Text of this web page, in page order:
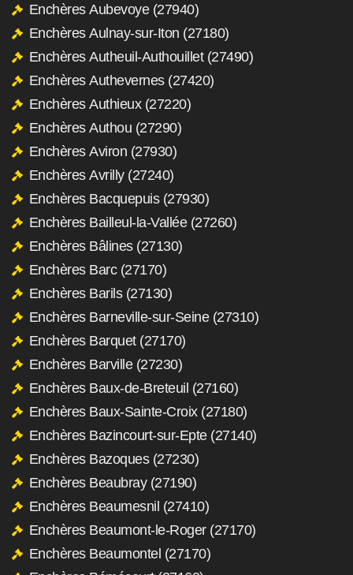
Enchères Aubevoye (27940)
Enchères Aulnay-sur-Iton (27180)
Enchères Autheuil-Authouillet (27490)
Enchères Authevernes (27420)
Enchères Authieux (27220)
Enchères Authou (27290)
Enchères Aviron (27930)
Enchères Avrilly (27240)
Enchères Bacquepuis (27930)
Enchères Bailleul-la-Vallée (27260)
Enchères Bâlines (27130)
Enchères Barc (27170)
Enchères Barils (27130)
Enchères Barneville-sur-Seine (27310)
Enchères Barquet (27170)
Enchères Barville (27230)
Enchères Baux-de-Breteuil (27160)
Enchères Baux-Sainte-Croix (27180)
Enchères Bazincourt-sur-Epte (27140)
Enchères Bazoques (27230)
Enchères Beaubray (27190)
Enchères Beaumesnil (27410)
Enchères Beaumont-le-Roger (27170)
Enchères Beaumontel (27170)